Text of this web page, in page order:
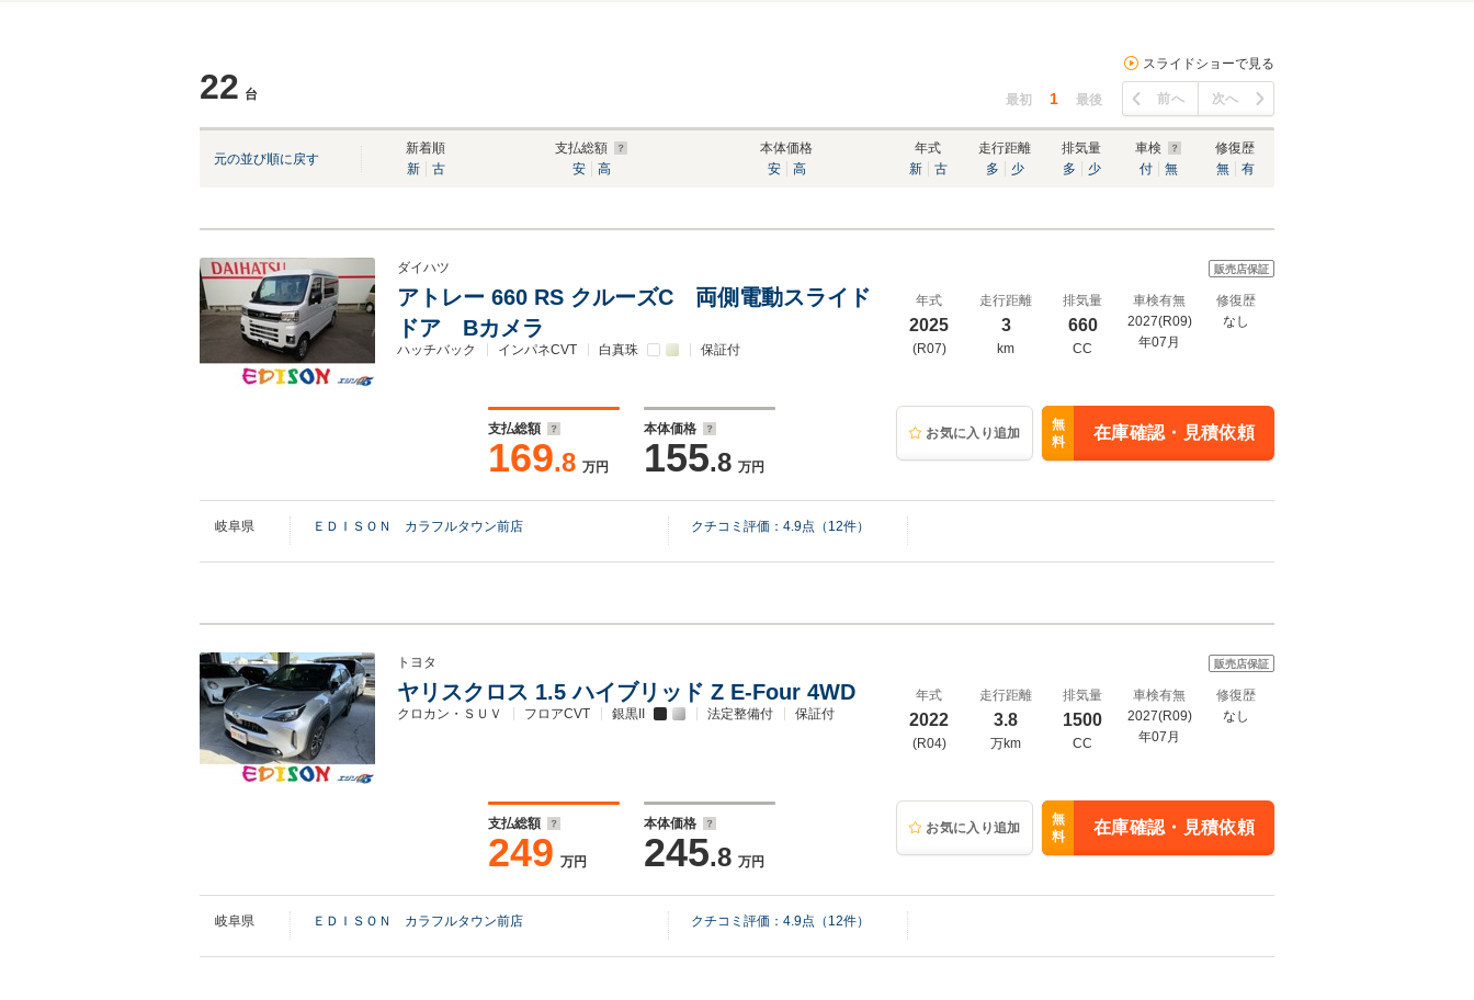
22 台
スライドショーで見る
最初 1 最後 前へ 次へ
元の並び順に戻す
新着順
新
古
支払総額
安
高
本体価格
安
高
年式
新
古
走行距離
多
少
排気量
多
少
車検
付
無
修復歴
無
有
ダイハツ
アトレー 660 RS クルーズC 両側電動スライド
ドア Bカメラ
ハッチバック インパネCVT 白真珠 保証付
支払総額
169.8 万円
本体価格
155.8 万円
販売店保証
年式
2025
(R07)
走行距離
3
km
排気量
660
CC
車検有無
2027(R09)
年07月
修復歴
なし
お気に入り追加
無
料
在庫確認・見積依頼
岐阜県 ＥＤＩＳＯＮ カラフルタウン前店 クチコミ評価： 4.9点（ 12件）
トヨタ
ヤリスクロス 1.5 ハイブリッド Z E-Four 4WD
クロカン・ＳＵＶ フロアCVT 銀黒II 法定整備付 保証付
支払総額
249 万円
本体価格
245.8 万円
販売店保証
年式
2022
(R04)
走行距離
3.8
万km
排気量
1500
CC
車検有無
2027(R09)
年07月
修復歴
なし
お気に入り追加
無
料
在庫確認・見積依頼
岐阜県 ＥＤＩＳＯＮ カラフルタウン前店 クチコミ評価： 4.9点（ 12件）